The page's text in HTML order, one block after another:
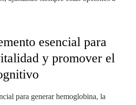
esencial para
y promover el
para generar hemoglobina, la